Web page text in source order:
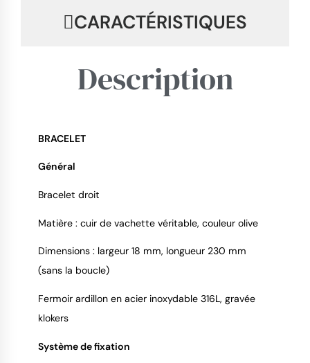
CARACTÉRISTIQUES
Description
BRACELET
Général
Bracelet droit
Matière : cuir de vachette véritable, couleur olive
Dimensions : largeur 18 mm, longueur 230 mm
(sans la boucle)
Fermoir ardillon en acier inoxydable 316L, gravée
klokers
Système de fixation